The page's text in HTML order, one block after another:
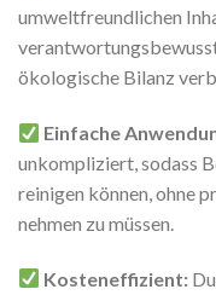
umweltfreundlichen
ökologische Bilanz
Einfache
unkompliziert, sodass
reinigen können, ohne
nehmen zu müssen.
Kosteneffizient: